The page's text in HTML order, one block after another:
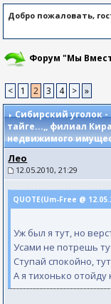
Добро пожаловать,
Форум "Мы
< 1 2 3 4 >
»
Сибирский уголок
тайге...,, филиал
недвижимого
Лео
12.05.2010, 21:29
QUOTE(Um-Free @
Уж был я тут, но
Усами не потрешь
Ступай спокойно,
А я тихонько отойду